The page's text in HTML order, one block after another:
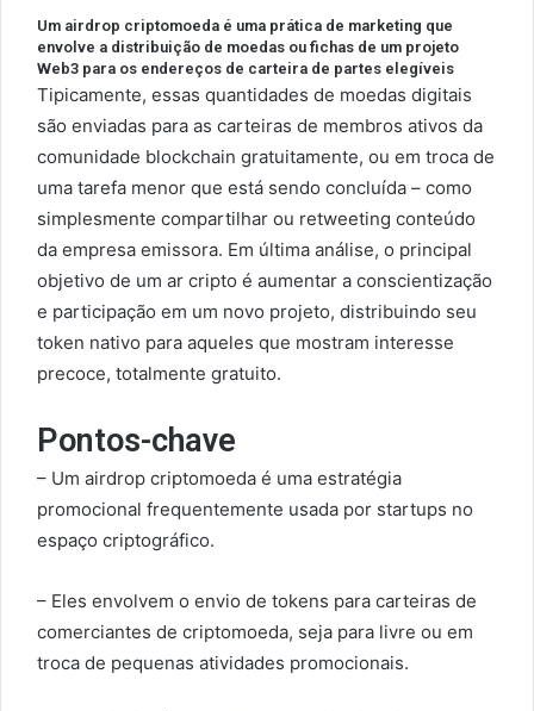
Um airdrop criptomoeda é uma prática de marketing que
envolve a distribuição de moedas ou fichas de um projeto
Web3 para os endereços de carteira de partes elegíveis
Tipicamente, essas quantidades de moedas digitais
são enviadas para as carteiras de membros ativos da
comunidade blockchain gratuitamente, ou em troca de
uma tarefa menor que está sendo concluída – como
simplesmente compartilhar ou retweeting conteúdo
da empresa emissora. Em última análise, o principal
objetivo de um ar cripto é aumentar a conscientização
e participação em um novo projeto, distribuindo seu
token nativo para aqueles que mostram interesse
precoce, totalmente gratuito.
Pontos-chave
– Um airdrop criptomoeda é uma estratégia
promocional frequentemente usada por startups no
espaço criptográfico.
– Eles envolvem o envio de tokens para carteiras de
comerciantes de criptomoeda, seja para livre ou em
troca de pequenas atividades promocionais.